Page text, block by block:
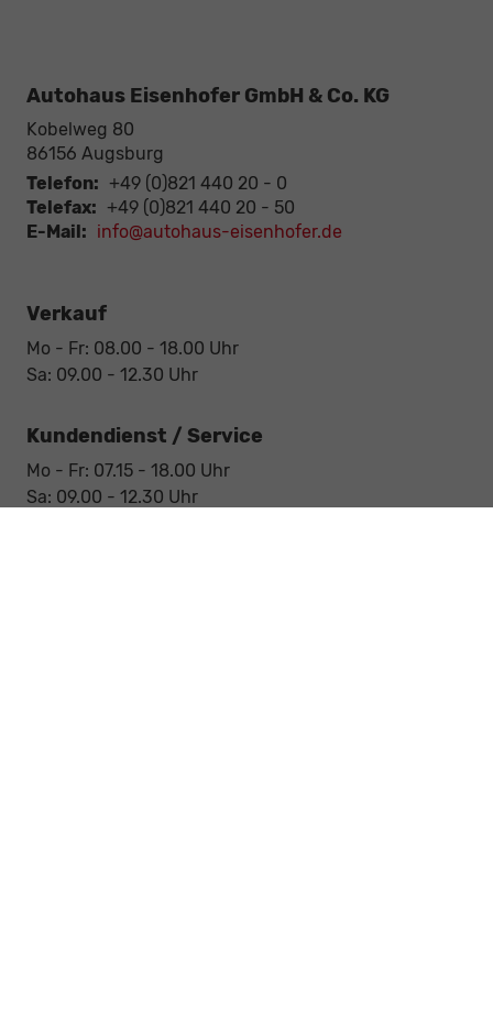
Autohaus Eisenhofer GmbH & Co. KG
Kobelweg 80
86156 Augsburg
Telefon: +49 (0)821 440 20 - 0
Telefax: +49 (0)821 440 20 - 50
E-Mail: info@autohaus-eisenhofer.de
Verkauf
Mo - Fr: 08.00 - 18.00 Uhr
Sa: 09.00 - 12.30 Uhr
Kundendienst / Service
Mo - Fr: 07.15 - 18.00 Uhr
Sa: 09.00 - 12.30 Uhr